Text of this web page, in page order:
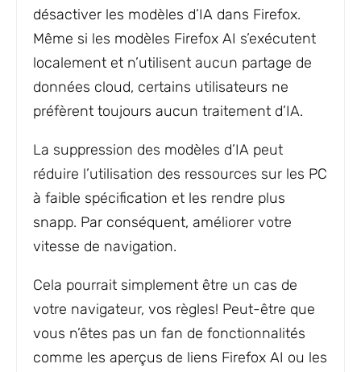
désactiver les modèles d’IA dans Firefox.
Même si les modèles Firefox AI s’exécutent
localement et n’utilisent aucun partage de
données cloud, certains utilisateurs ne
préfèrent toujours aucun traitement d’IA.
La suppression des modèles d’IA peut
réduire l’utilisation des ressources sur les PC
à faible spécification et les rendre plus
snapp. Par conséquent, améliorer votre
vitesse de navigation.
Cela pourrait simplement être un cas de
votre navigateur, vos règles! Peut-être que
vous n’êtes pas un fan de fonctionnalités
comme les aperçus de liens Firefox AI ou les